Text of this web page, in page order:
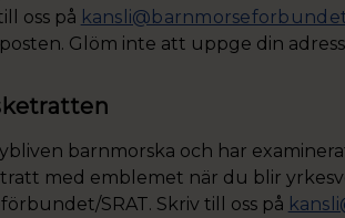
oss på
Glöm inte att uppge din
barnmorska och har
med emblemet när du blir
SRAT. Skriv till oss på